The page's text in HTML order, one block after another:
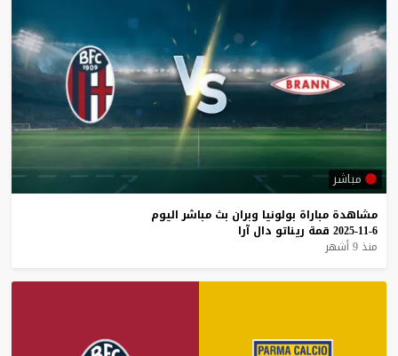
مباشر
مشاهدة مباراة بولونيا وبران بث مباشر اليوم
6-11-2025
قمة ريناتو دال آرا
منذ 9 أشهر